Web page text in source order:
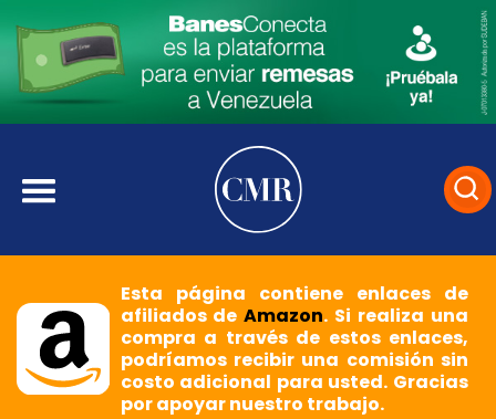
Esta página contiene enlaces de
afiliados deAmazon. Si realiza una
compra a través de estos enlaces,
podríamos recibir una comisión sin
costo adicional para usted. Gracias
por apoyar nuestro trabajo.